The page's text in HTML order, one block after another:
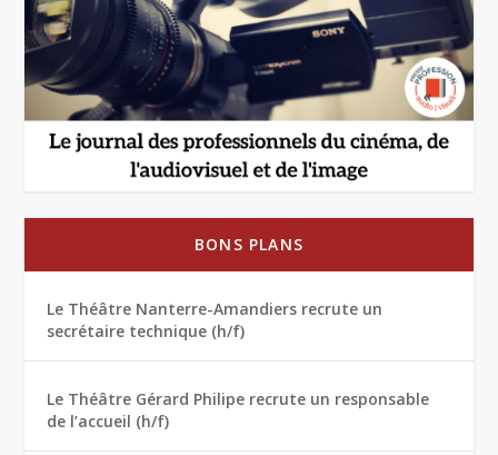
BONS PLANS
Le Théâtre Nanterre-Amandiers recrute un
secrétaire technique (h/f)
Le Théâtre Gérard Philipe recrute un responsable
de l’accueil (h/f)